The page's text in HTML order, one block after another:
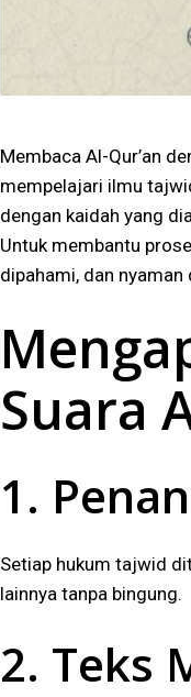
Membaca Al-Qur’an
mempelajari ilmu
dengan kaidah yang
Untuk membantu
dipahami, dan nyaman
Suara
1.
Setiap hukum tajwid
lainnya tanpa bingung.
2. Teks